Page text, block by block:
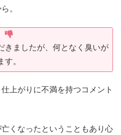
。
きましたが、何となく臭いが
。
上がりに不満を持つコメント
くなったということもあり心